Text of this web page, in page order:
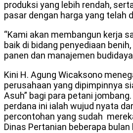
produksi yang lebih rendah,
pasar dengan harga yang telah
“Kami akan membangun kerja
baik di bidang penyediaan
panen dan manajemen
Kini H. Agung Wicaksono
perusahaan yang dipimpinnya
Asuh” bagi para petani
perdana ini ialah wujud nyata
percontohan yang sudah
Dinas Pertanian beberapa bulan